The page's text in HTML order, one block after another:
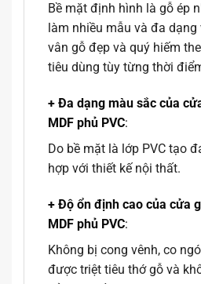
Bề mặt định hình là gỗ ép
làm nhiều mẫu và đa dạng
vân gỗ đẹp và quý hiếm
tiêu dùng tùy từng thời
+ Đa dạng màu sắc của
MDF phủ PVC:
Do bề mặt là lớp PVC tạo
hợp với thiết kế nội thất.
+ Độ ổn định cao của cửa
MDF phủ PVC:
Không bị cong vênh, co
được triệt tiêu thớ gỗ và